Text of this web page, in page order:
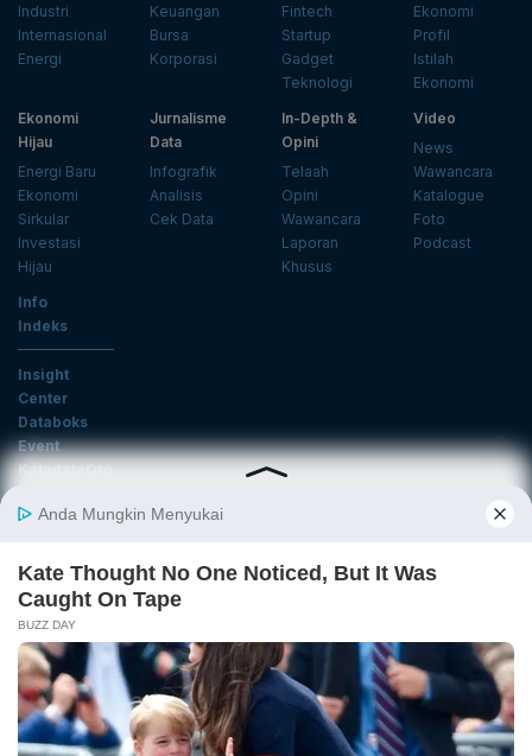
Industri
Internasional
Energi
Keuangan
Bursa
Korporasi
Fintech
Startup
Gadget
Teknologi
Ekonomi
Profil
Istilah
Ekonomi
Ekonomi
Hijau
Energi Baru
Ekonomi
Sirkular
Investasi
Hijau
Jurnalisme
Data
Infografik
Analisis
Cek Data
In-Depth &
Opini
Telaah
Opini
Wawancara
Laporan
Khusus
Video
News
Wawancara
Katalogue
Foto
Podcast
Info
Indeks
Insight
Center
Databoks
Event
KatadataOto
Email
Tentang Katadata Advertising
Pedoman Media Siber